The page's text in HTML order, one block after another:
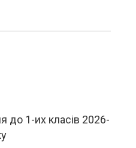
до 1-их класів 2026-